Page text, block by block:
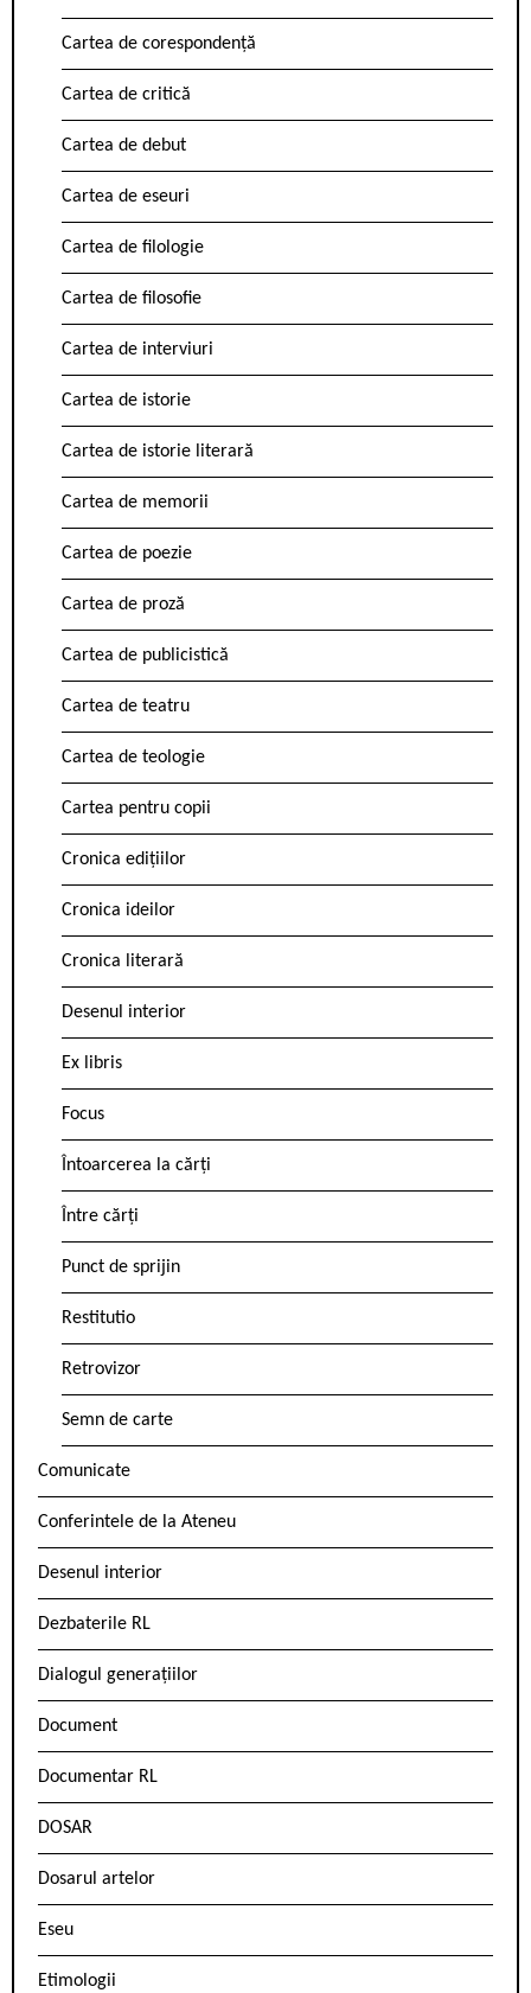
Cartea de corespondență
Cartea de critică
Cartea de debut
Cartea de eseuri
Cartea de filologie
Cartea de filosofie
Cartea de interviuri
Cartea de istorie
Cartea de istorie literară
Cartea de memorii
Cartea de poezie
Cartea de proză
Cartea de publicistică
Cartea de teatru
Cartea de teologie
Cartea pentru copii
Cronica edițiilor
Cronica ideilor
Cronica literară
Desenul interior
Ex libris
Focus
Întoarcerea la cărți
Între cărți
Punct de sprijin
Restitutio
Retrovizor
Semn de carte
Comunicate
Conferintele de la Ateneu
Desenul interior
Dezbaterile RL
Dialogul generațiilor
Document
Documentar RL
DOSAR
Dosarul artelor
Eseu
Etimologii